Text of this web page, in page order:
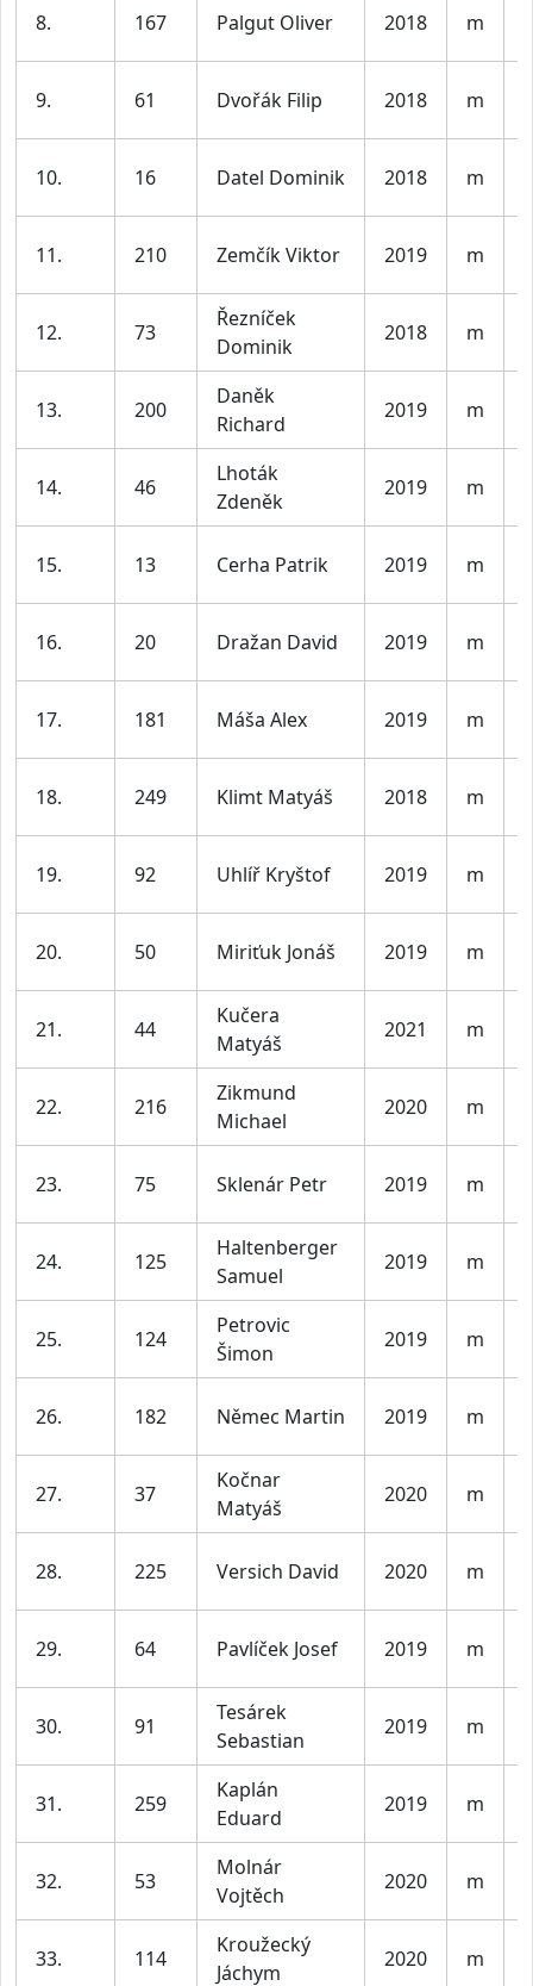
8. 167 Palgut Oliver 2018 m
9. 61 Dvořák Filip 2018 m
10. 16 Datel Dominik 2018 m
11. 210 Zemčík Viktor 2019 m
12. 73
Řezníček
Dominik
2018 m
13. 200
Daněk
Richard
2019 m
14. 46
Lhoták
Zdeněk
2019 m
15. 13 Cerha Patrik 2019 m
16. 20 Dražan David 2019 m
17. 181 Máša Alex 2019 m
18. 249 Klimt Matyáš 2018 m
19. 92 Uhlíř Kryštof 2019 m
20. 50 Miriťuk Jonáš 2019 m
21. 44
Kučera
Matyáš
2021 m
22. 216
Zikmund
Michael
2020 m
23. 75 Sklenár Petr 2019 m
24. 125
Haltenberger
Samuel
2019 m
25. 124
Petrovic
Šimon
2019 m
26. 182 Němec Martin 2019 m
27. 37
Kočnar
Matyáš
2020 m
28. 225 Versich David 2020 m
29. 64 Pavlíček Josef 2019 m
30. 91
Tesárek
Sebastian
2019 m
31. 259
Kaplán
Eduard
2019 m
32. 53
Molnár
Vojtěch
2020 m
33. 114
Kroužecký
Jáchym
2020 m